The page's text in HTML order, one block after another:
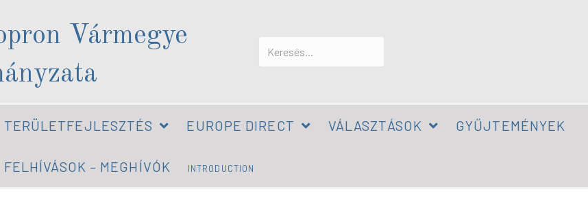
Vármegye
TERÜLETFEJLESZTÉS EUROPE DIRECT VÁLASZTÁSOK GYŰJTEMÉNYEK
FELHÍVÁSOK – MEGHÍVÓK INTRODUCTION